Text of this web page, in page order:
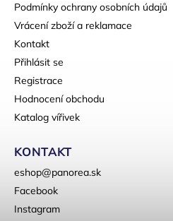
Podmínky ochrany osobních údajů
Vrácení zboží a reklamace
Kontakt
Přihlásit se
Registrace
Hodnocení obchodu
Katalog vířivek
KONTAKT
eshop@panorea.sk
Facebook
Instagram